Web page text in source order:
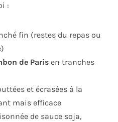
:
fin (restes du repas ou
de Paris en tranches
et écrasées à la
mais efficace
de sauce soja,